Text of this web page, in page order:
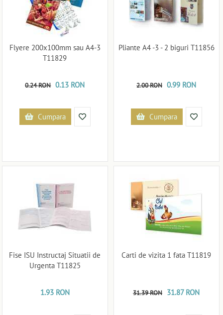
Flyere 200x100mm sau A4-3
T11829
0.24 RON 0.13 RON
Cumpara
Pliante A4 -3 - 2 biguri T11856
2.00 RON 0.99 RON
Cumpara
Fise ISU Instructaj Situatii de
Urgenta T11825
1.93 RON
Carti de vizita 1 fata T11819
31.39 RON 31.87 RON